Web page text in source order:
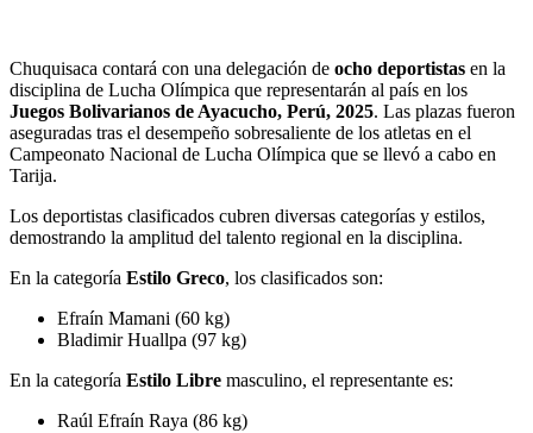
Chuquisaca contará con una delegación de ocho deportistas en la
disciplina de Lucha Olímpica que representarán al país en los
Juegos Bolivarianos de Ayacucho, Perú, 2025. Las plazas fueron
aseguradas tras el desempeño sobresaliente de los atletas en el
Campeonato Nacional de Lucha Olímpica que se llevó a cabo en
Tarija.
Los deportistas clasificados cubren diversas categorías y estilos,
demostrando la amplitud del talento regional en la disciplina.
En la categoría Estilo Greco, los clasificados son:
Efraín Mamani (60 kg)
Bladimir Huallpa (97 kg)
En la categoría Estilo Libre masculino, el representante es:
Raúl Efraín Raya (86 kg)